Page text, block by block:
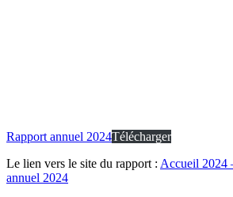
Rapport annuel 2024Télécharger
Le lien vers le site du rapport : Accueil 2024
annuel 2024